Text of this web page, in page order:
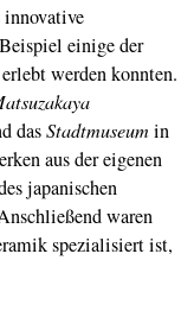
innovative
einige der
werden konnten.
dasStadtmuseumin
aus der eigenen
japanischen
waren
spezialisiert ist,